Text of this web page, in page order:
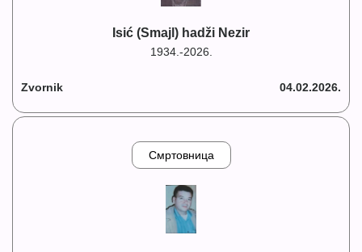
Isić (Smajl) hadži Nezir
1934.-2026.
Zvornik 04.02.2026.
Смртовница